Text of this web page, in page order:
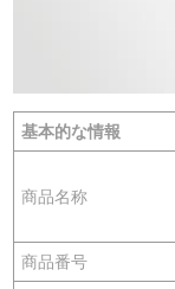
基本的な情報
商品名称
商品番号